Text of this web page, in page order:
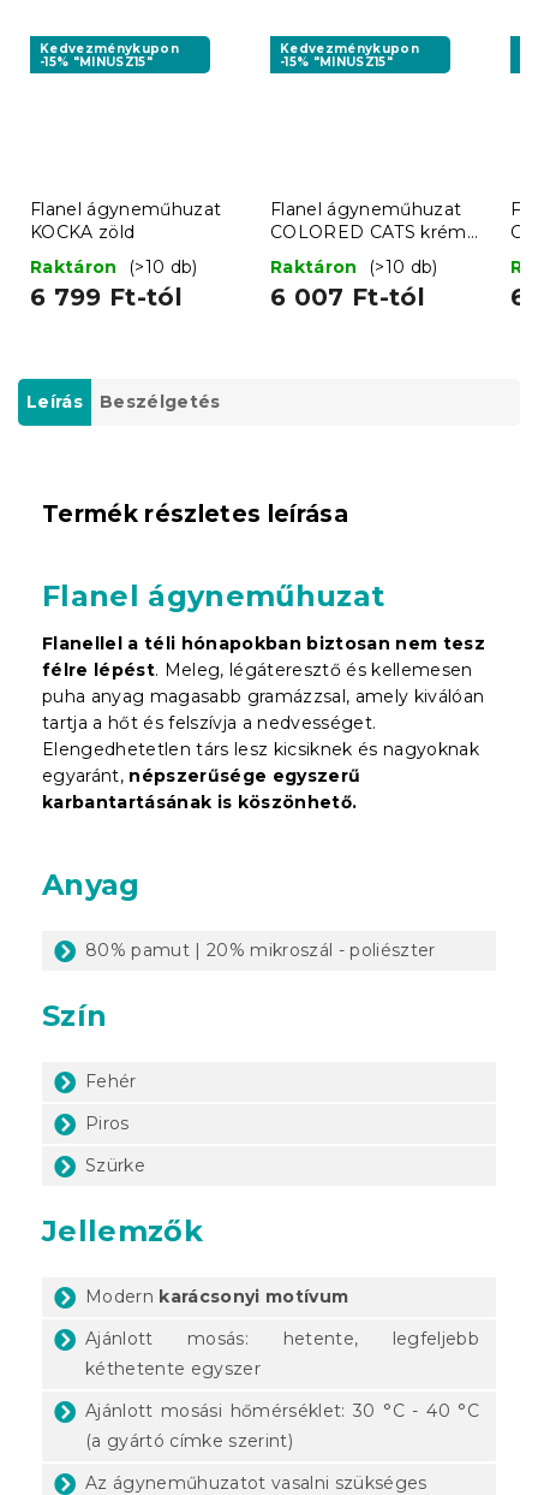
Kedvezménykupon
-15% "MINUSZ15"
Flanel ágyneműhuzat
KOCKA zöld
Raktáron
(>10 db)
6 799 Ft-tól
Kedvezménykupon
-15% "MINUSZ15"
Flanel ágyneműhuzat
COLORED CATS krém
színben
Raktáron (>10 db)
6 007 Ft-tól 6
Leírás Beszélgetés
Termék részletes leírása
Flanel ágyneműhuzat
Flanellel a téli hónapokban biztosan nem tesz
félre lépést. Meleg, légáteresztő és kellemesen
puha anyag magasabb gramázzsal, amely kiválóan
tartja a hőt és felszívja a nedvességet.
Elengedhetetlen társ lesz kicsiknek és nagyoknak
egyaránt, népszerűsége egyszerű
karbantartásának is köszönhető.
Anyag
80% pamut | 20% mikroszál - poliészter
Szín
Fehér
Piros
Szürke
Jellemzők
Modern karácsonyi motívum
Ajánlott mosás: hetente, legfeljebb
kéthetente egyszer
Ajánlott mosási hőmérséklet: 30 °C - 40 °C
(a gyártó címke szerint)
Az ágyneműhuzatot vasalni szükséges